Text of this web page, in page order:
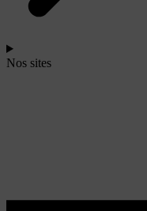
Nos sites